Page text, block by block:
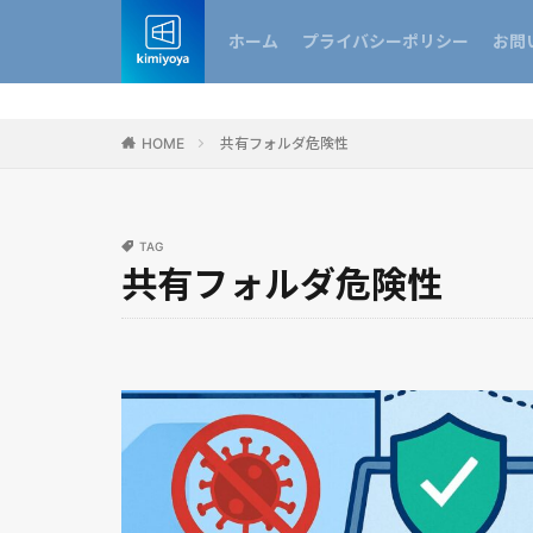
ホーム プライバシーポリシー お問
HOME 共有フォルダ危険性
TAG
共有フォルダ危険性